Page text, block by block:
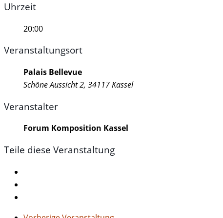
Uhrzeit
20:00
Veranstaltungsort
Palais Bellevue
Schöne Aussicht 2, 34117 Kassel
Veranstalter
Forum Komposition Kassel
Teile diese Veranstaltung